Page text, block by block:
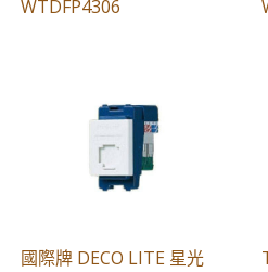
WTDFP4306
國際牌 DECO LITE 星光